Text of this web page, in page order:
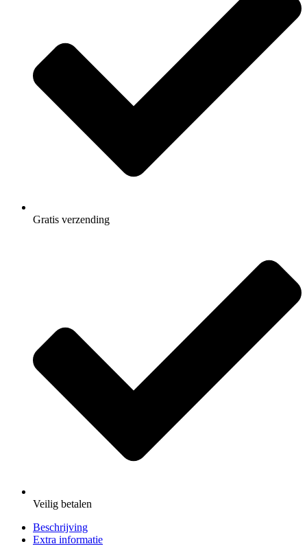
Gratis verzending
Veilig betalen
Beschrijving
Extra informatie